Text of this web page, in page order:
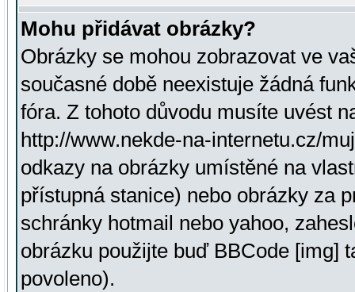
Mohu přidávat obrázky?
Obrázky se mohou zobrazovat ve
současné době neexistuje žádná
fóra. Z tohoto důvodu musíte uvést
http://www.nekde-na-internetu.cz/
odkazy na obrázky umístěné na
přístupná stanice) nebo obrázky za
schránky hotmail nebo yahoo,
obrázku použijte buď BBCode [img]
povoleno).